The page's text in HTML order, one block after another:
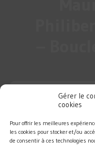
Gérer le
cookies
Pour offrir les meilleures
les cookies pour stocker et/ou
de consentir à ces technologies